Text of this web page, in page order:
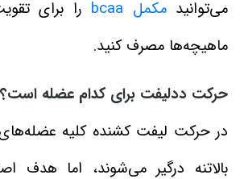
می‌توانیدمکمل bcaa
را برای
ماهیچه‌ها مصرف کنید.
حرکت ددلیفت برای کدام عضله است؟
در حرکت لیفت کشنده کلیه
بالاتنه درگیر می‌شوند، اما هدف